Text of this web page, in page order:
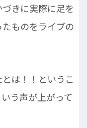
きに実際に足を
ものをライブの
は！！というこ
う声が上がって